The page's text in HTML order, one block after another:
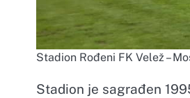
Stadion Rođeni FK Velež –
Stadion je sagrađen